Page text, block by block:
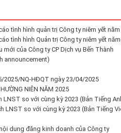
tình hình quản trị Công ty niêm yết năm
tình hình Quản trị Công ty niêm yết
của Công ty CP Dịch vụ Bến Thành
announcement)
2025/NQ-HĐQT ngày 23/04/2025
NIÊN NĂM 2025
LNST so với cùng kỳ 2023 (Bản Tiếng
LNST so với cùng kỳ 2023 (Bản Tiếng
dung đăng kinh doanh của Công ty